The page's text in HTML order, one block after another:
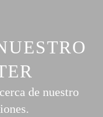
de nuestro